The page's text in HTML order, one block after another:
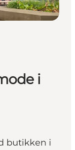
i
butikken i